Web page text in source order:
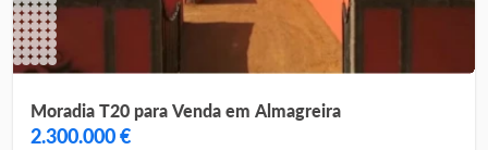
Moradia T20 para Venda em Almagreira
2.300.000 €